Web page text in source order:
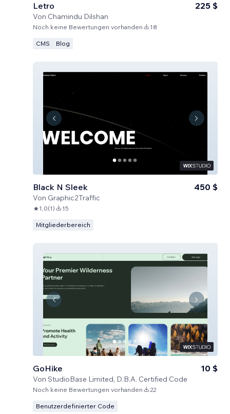
Letro
Von Chamindu Dilshan
225 $
Noch keine Bewertungen vorhanden 18
CMS Blog
Black N Sleek
Von Graphic2Traffic
450 $
1,0(1) 15
Mitgliederbereich
GoHike
Von StudioBase Limited, D.B.A. Certified Code
10 $
Noch keine Bewertungen vorhanden 22
Benutzerdefinierter Code